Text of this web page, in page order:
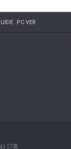
PC VER
) 17충